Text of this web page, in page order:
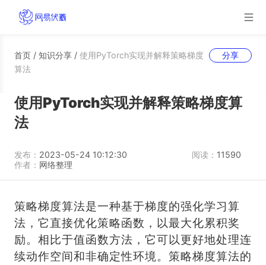
首页 / 知识分享 / 使用PyTorch实现并解释策略梯度
算法
分享
使用PyTorch实现并解释策略梯度算
法
发布： 2023-05-24 10:12:30 阅读： 11590
作者： 网络整理
策略梯度算法是一种基于梯度的强化学习算
法，它直接优化策略函数，以最大化累积奖
励。相比于值函数方法，它可以更好地处理连
续动作空间和非确定性环境。策略梯度算法的